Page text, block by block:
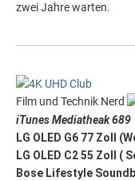
zwei Jahre warten.
Film und Technik Nerd
iTunes Mediatheak 689
LG OLED G6 77 Zoll
LG OLED C2 55 Zoll (
Bose Lifestyle